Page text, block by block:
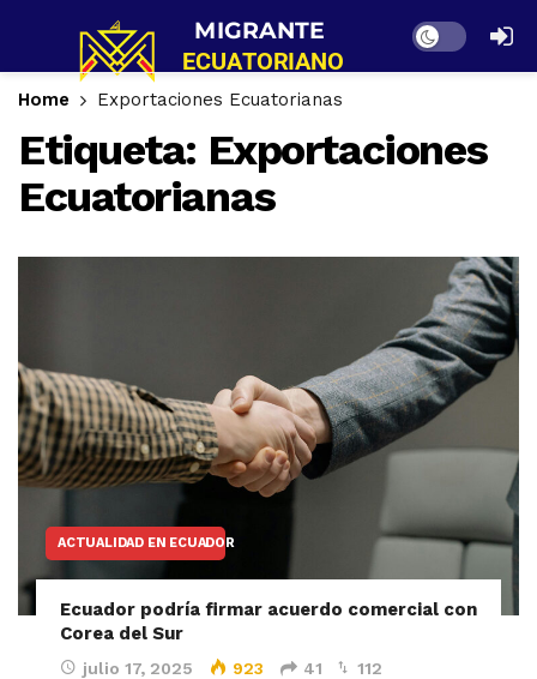
Dark mode
Home Exportaciones Ecuatorianas
Etiqueta: Exportaciones
Ecuatorianas
ACTUALIDAD EN ECUADOR
Ecuador podría firmar acuerdo comercial con
Corea del Sur
julio 17, 2025 923 41 112